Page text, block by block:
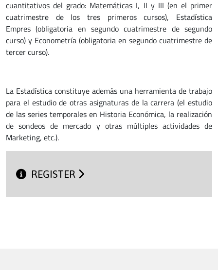
cuantitativos del grado: Matemáticas I, II y III (en el primer
cuatrimestre de los tres primeros cursos), Estadística
Empres (obligatoria en segundo cuatrimestre de segundo
curso) y Econometría (obligatoria en segundo cuatrimestre de
tercer curso).
La Estadística constituye además una herramienta de trabajo
para el estudio de otras asignaturas de la carrera (el estudio
de las series temporales en Historia Económica, la realización
de sondeos de mercado y otras múltiples actividades de
Marketing, etc.).
REGISTER